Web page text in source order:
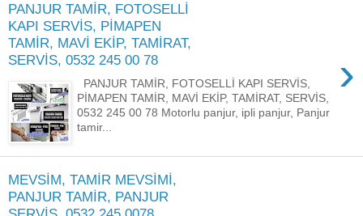
PANJUR TAMİR, FOTOSELLİ
KAPI SERVİS, PİMAPEN
TAMİR, MAVİ EKİP, TAMİRAT,
SERVİS, 0532 245 00 78
›
PANJUR TAMİR, FOTOSELLİ KAPI SERVİS,
PİMAPEN TAMİR, MAVİ EKİP, TAMİRAT, SERVİS,
0532 245 00 78 Motorlu panjur, ipli panjur, Panjur
tamir...
MEVSİM, TAMİR MEVSİMİ,
PANJUR TAMİR, PANJUR